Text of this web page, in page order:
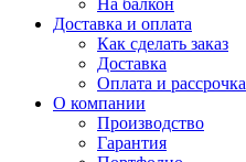
На балкон
Доставка и оплата
Как сделать заказ
Доставка
Оплата и рассрочка
О компании
Производство
Гарантия